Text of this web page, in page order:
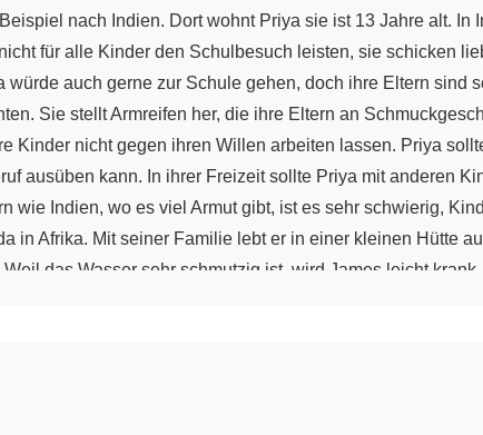
nach Indien. Dort wohnt Priya sie ist 13 Jahre alt. In
für alle Kinder den Schulbesuch leisten, sie schicken
auch gerne zur Schule gehen, doch ihre Eltern sind
Sie stellt Armreifen her, die ihre Eltern an
Kinder nicht gegen ihren Willen arbeiten lassen. Priya
ausüben kann. In ihrer Freizeit sollte Priya mit anderen
wie Indien, wo es viel Armut gibt, ist es sehr schwierig,
in Afrika. Mit seiner Familie lebt er in einer kleinen Hütte
das Wasser sehr schmutzig ist, wird James leicht
verschiedenen Gruppen. Auch Kinder wie Pedro